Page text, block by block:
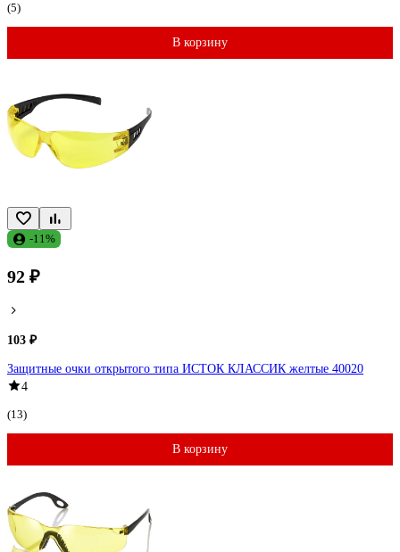
(5)
В корзину
-11%
92 ₽
103 ₽
Защитные очки открытого типа ИСТОК КЛАССИК желтые 40020
4
(13)
В корзину